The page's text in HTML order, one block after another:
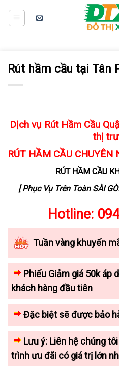
Rút hầm cầu tại Tân
Dịch vụ Rút Hầm Cầu
thị
RÚT HẦM CẦU CHUYÊN
RÚT HẦM CẦU
[ Phục Vụ Trên Toàn SÀI
Hotline:
Tuần vàng khuyến
Phiếu Giảm giá 50k áp
khách hàng đầu tiên
Đặc biệt sẽ được bảo
Lưu ý: Liên hệ chúng
trình ưu đãi có giá trị lớn